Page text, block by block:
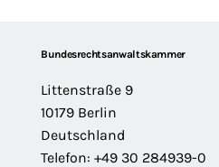
FooterBundesrechtsanwaltskammer
Littenstraße 9
10179 Berlin
Deutschland
Telefon: +49 30 284939-0